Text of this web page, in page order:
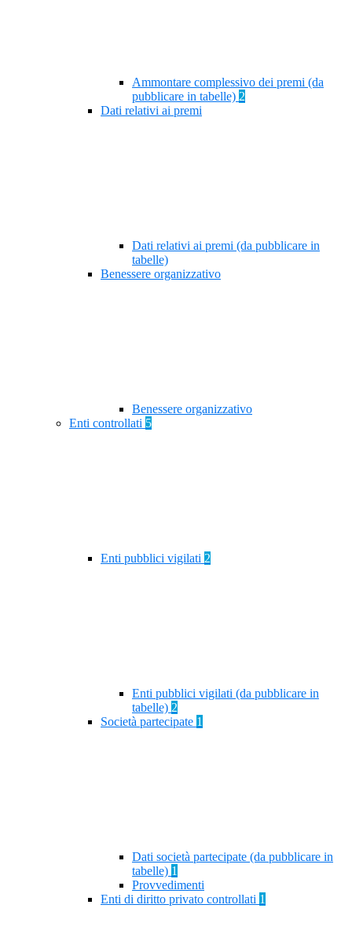
Ammontare complessivo dei premi (da
pubblicare in tabelle) 2
Dati relativi ai premi
Dati relativi ai premi (da pubblicare in
tabelle)
Benessere organizzativo
Benessere organizzativo
Enti controllati 5
Enti pubblici vigilati 2
Enti pubblici vigilati (da pubblicare in
tabelle) 2
Società partecipate 1
Dati società partecipate (da pubblicare in
tabelle) 1
Provvedimenti
Enti di diritto privato controllati 1